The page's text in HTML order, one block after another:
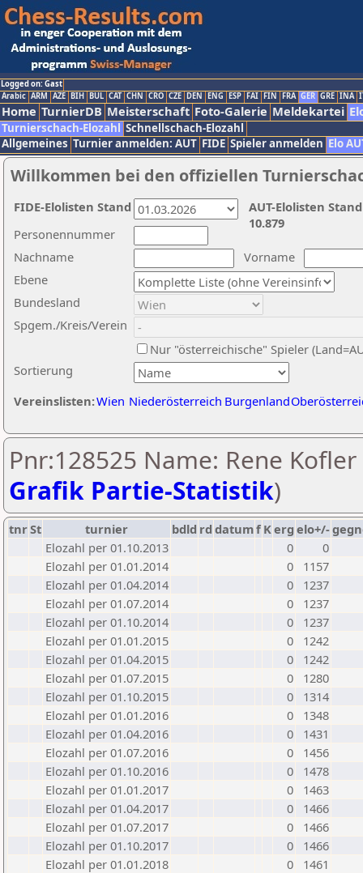
Logged on: Gast
Arabic ARM AZE BIH BUL CAT CHN CRO CZE DEN ENG ESP FAI FIN FRA GER GRE INA
Home TurnierDB Meisterschaft Foto-Galerie Meldekartei
Turnierschach-Elozahl Schnellschach-Elozahl
Allgemeines Turnier anmelden: AUT FIDE Spieler anmelden Elo
Willkommen bei den offiziellen
Nachname
Vorname
Ebene
Sortierung
Personennummer
Bundesland
Spgem./Kreis/Verein
Nur "österreichische" Spieler
Vereinslisten:Wien Niederösterreich Burgenland
AUT-Elolisten
10.879
FIDE-Elolisten Stand
Pnr:128525 Name: Rene Kofler
Grafik Partie-Statistik)
tnrSt turnier bdld rd datumf Kerg elo+/-
Elozahl per 01.10.2013
0
0
Elozahl per 01.01.2014
0
1157
Elozahl per 01.04.2014
0
1237
Elozahl per 01.07.2014
0
1237
Elozahl per 01.10.2014
0
1237
Elozahl per 01.01.2015
0
1242
Elozahl per 01.04.2015
0
1242
Elozahl per 01.07.2015
0
1280
Elozahl per 01.10.2015
0
1314
Elozahl per 01.01.2016
0
1348
Elozahl per 01.04.2016
0
1431
Elozahl per 01.07.2016
0
1456
Elozahl per 01.10.2016
0
1478
Elozahl per 01.01.2017
0
1463
Elozahl per 01.04.2017
0
1466
Elozahl per 01.07.2017
0
1466
Elozahl per 01.10.2017
0
1466
Elozahl per 01.01.2018
0
1461